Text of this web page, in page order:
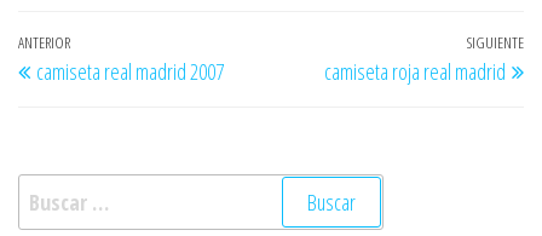
Navegación
de
Entrada
anterior
ANTERIOR
camiseta real madrid 2007
SIGUIENTE
camiseta roja real madrid
Buscar: